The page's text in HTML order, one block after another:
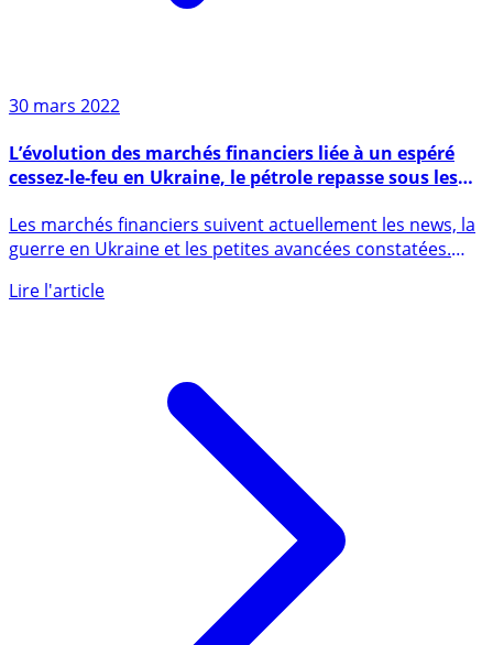
30 mars 2022
cessez-le-feu en Ukraine, le pétrole repasse sous les
100$, les chiffres américains ADP, PIB et rapport sur
guerre en Ukraine et les petites avancées constatées.